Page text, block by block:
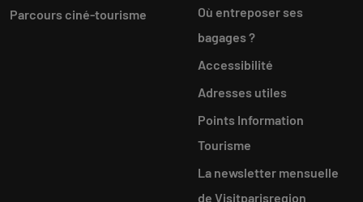
Parcours ciné-tourisme
Où entreposer ses
bagages ?
Accessibilité
Adresses utiles
Points Information
Tourisme
La newsletter mensuelle
de Visitparisregion